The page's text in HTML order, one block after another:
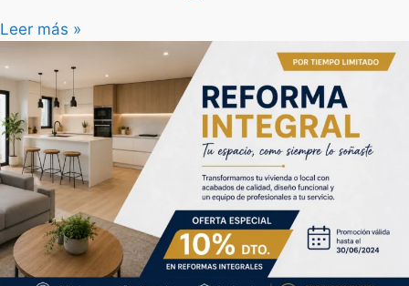
Leer más »